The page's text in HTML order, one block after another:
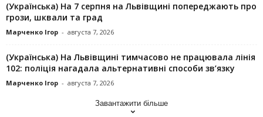
(Українська) На 7 серпня на Львівщині попереджають про
грози, шквали та град
Марченко Ігор - августа 7, 2026
(Українська) На Львівщині тимчасово не працювала лінія
102: поліція нагадала альтернативні способи зв’язку
Марченко Ігор - августа 7, 2026
Завантажити більше